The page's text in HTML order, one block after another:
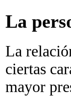
La
La
ciertas
mayor